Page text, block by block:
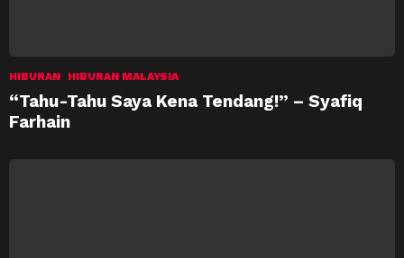
HIBURAN HIBURAN MALAYSIA
“Tahu-Tahu Saya Kena Tendang!” – Syafiq
Farhain